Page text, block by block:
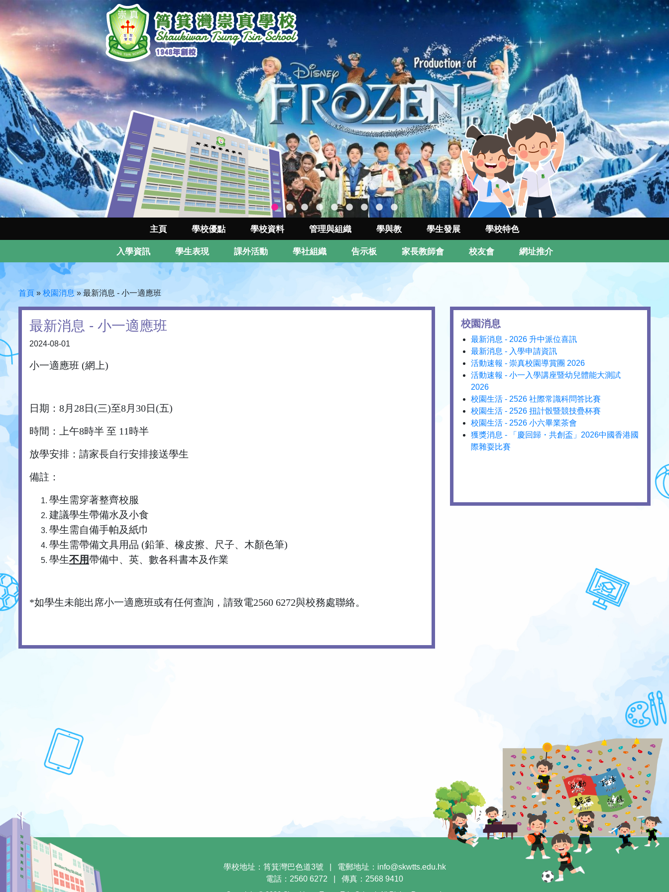
主頁 學校優點 學校資料 管理與組織 學與教 學生發展 學校特色
入學資訊 學生表現 課外活動 學社組織 告示板 家長教師會 校友會 網址推介
首頁 » 校園消息 » 最新消息 - 小一適應班
最新消息 - 小一適應班
2024-08-01
小一適應班 (網上)
日期：8月28日(三)至8月30日(五)
時間：上午8時半 至 11時半
放學安排：請家長自行安排接送學生
備註：
學生需穿著整齊校服
建議學生帶備水及小食
學生需自備手帕及紙巾
學生需帶備文具用品 (鉛筆、橡皮擦、尺子、木顏色筆)
學生不用帶備中、英、數各科書本及作業
*如學生未能出席小一適應班或有任何查詢，請致電2560 6272與校務處聯絡。
校園消息
最新消息 - 2026 升中派位喜訊
最新消息 - 入學申請資訊
活動速報 - 崇真校園導賞團 2026
活動速報 - 小一入學講座暨幼兒體能大測試
2026
校園生活 - 2526 社際常識科問答比賽
校園生活 - 2526 扭計骰暨競技疊杯賽
校園生活 - 2526 小六畢業茶會
獲獎消息 - 「慶回歸・共創盃」2026中國香港國
際雜耍比賽
學校地址：筲箕灣巴色道3號 電郵地址： info@skwtts.edu.hk
電話：2560 6272
傳真：2568 9410